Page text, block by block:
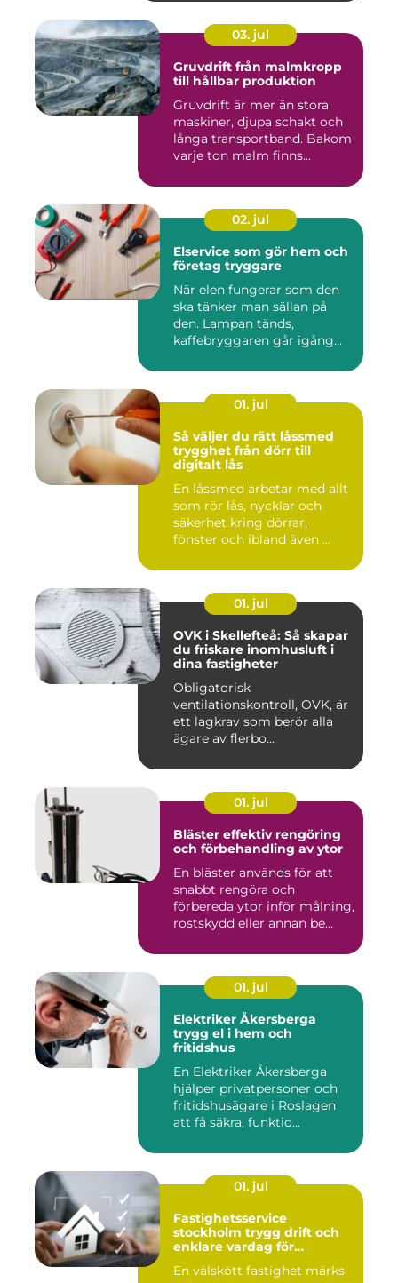
03. jul
Gruvdrift från malmkropp
till hållbar produktion
Gruvdrift är mer än stora
maskiner, djupa schakt och
långa transportband. Bakom
varje ton malm finns...
02. jul
Elservice som gör hem och
företag tryggare
När elen fungerar som den
ska tänker man sällan på
den. Lampan tänds,
kaffebryggaren går igång
01. jul
Så väljer du rätt låssmed
trygghet från dörr till
digitalt lås
En låssmed arbetar med allt
som rör lås, nycklar och
säkerhet kring dörrar,
fönster och ibland även ...
01. jul
OVK i Skellefteå: Så skapar
du friskare inomhusluft i
dina fastigheter
Obligatorisk
ventilationskontroll, OVK, är
ett lagkrav som berör alla
ägare av flerbo...
01. jul
Bläster effektiv rengöring
och förbehandling av ytor
En bläster används för att
snabbt rengöra och
förbereda ytor inför målning,
rostskydd eller annan be...
01. jul
Elektriker Åkersberga
trygg el i hem och
fritidshus
En Elektriker Åkersberga
hjälper privatpersoner och
fritidshusägare i Roslagen
att få säkra, funktio...
01. jul
Fastighetsservice
stockholm trygg drift och
enklare vardag för
fastighetsägare
En välskött fastighet märks